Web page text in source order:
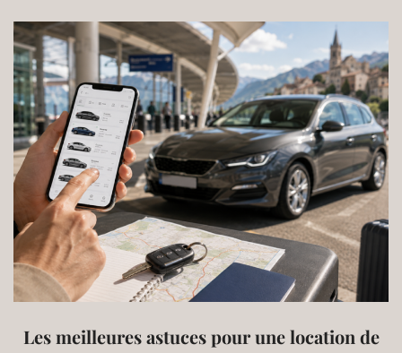
Les meilleures astuces pour une location de